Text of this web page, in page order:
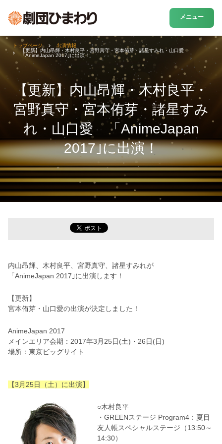
メニュー
【更新】内山昂輝・木村良平・
宮野真守・宮本侑芽・諸星すみ
れ・山口愛 「AnimeJapan
2017｣に出演！
トップページ
出演情報
【更新】内山昂輝・木村良平・宮野真守・宮本侑芽・諸星すみれ・山口愛
「AnimeJapan 2017｣に出演！
内山昂輝、木村良平、宮野真守、諸星すみれが
「AnimeJapan 2017｣に出演します！
【更新】
宮本侑芽・山口愛の出演が決定しました！
AnimeJapan 2017
メインエリア会期：2017年3月25日(土)・26日(日)
場所：東京ビッグサイト
【3月25日（土）に出演】
○木村良平
・GREENステージ Program4：夏目
友人帳スペシャルステージ（13:50～
14:30）